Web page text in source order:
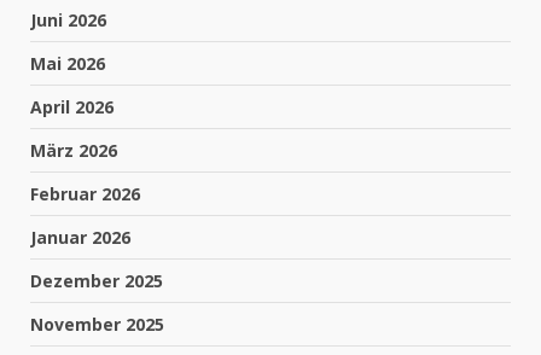
Juni 2026
Mai 2026
April 2026
März 2026
Februar 2026
Januar 2026
Dezember 2025
November 2025